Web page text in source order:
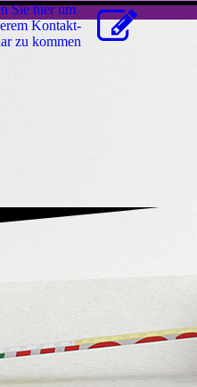
Sie hier um
Kon­takt­
zu kommen